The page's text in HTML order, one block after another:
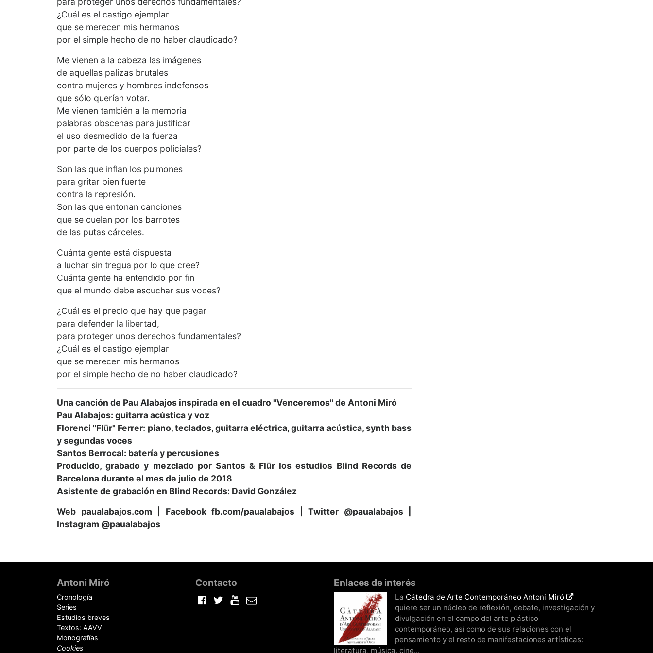
¿Cuál es el castigo ejemplar
que se merecen mis hermanos
por el simple hecho de no haber claudicado?
Me vienen a la cabeza las imágenes
de aquellas palizas brutales
contra mujeres y hombres indefensos
que sólo querían votar.
Me vienen también a la memoria
palabras obscenas para justificar
el uso desmedido de la fuerza
por parte de los cuerpos policiales?
Son las que inflan los pulmones
para gritar bien fuerte
contra la represión.
Son las que entonan canciones
que se cuelan por los barrotes
de las putas cárceles.
Cuánta gente está dispuesta
a luchar sin tregua por lo que cree?
Cuánta gente ha entendido por fin
que el mundo debe escuchar sus voces?
¿Cuál es el precio que hay que pagar
para defender la libertad,
para proteger unos derechos fundamentales?
¿Cuál es el castigo ejemplar
que se merecen mis hermanos
por el simple hecho de no haber claudicado?
Una canción de Pau Alabajos inspirada en el cuadro "Venceremos" de Antoni Miró
Pau Alabajos: guitarra acústica y voz
Florenci "Flür" Ferrer: piano, teclados, guitarra eléctrica, guitarra acústica, synth bass
y segundas voces
Santos Berrocal: batería y percusiones
Producido, grabado y mezclado por Santos & Flür los estudios Blind Records de
Barcelona durante el mes de julio de 2018
Asistente de grabación en Blind Records: David González
Web paualabajos.com | Facebook fb.com/paualabajos | Twitter @paualabajos |
Instagram @paualabajos
Antoni Miró
Cronología
Series
Estudios breves
Textos: AAVV
Monografías
Cookies
Contacto
Facebook
TwitterYouTubeCorreo
Enlaces de interés
La Cátedra de Arte Contemporáneo Antoni Miró
quiere ser un núcleo de reflexión, debate, investigación y
divulgación en el campo del arte plástico
contemporáneo, así como de sus relaciones con el
pensamiento y el resto de manifestaciones artísticas:
literatura, música, cine...